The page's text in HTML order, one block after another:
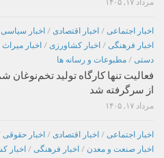
مرداد ۱۷, ۱۴۰۵
اخبار اجتماعی / اخبار اقتصادی / اخبار سیاسی
اخبار فرهنگی / اخبار کشاورزی / اخبار
دستی / مطبوعات و رسانه ها
فعالیت تنها کارگاه تولید
از سرگرفته شد
مرداد ۱۷, ۱۴۰۵
اخبار اجتماعی / اخبار اقتصادی / اخبار حقوقی
اخبار صنعت و معدن / اخبار فرهنگی / اخبار